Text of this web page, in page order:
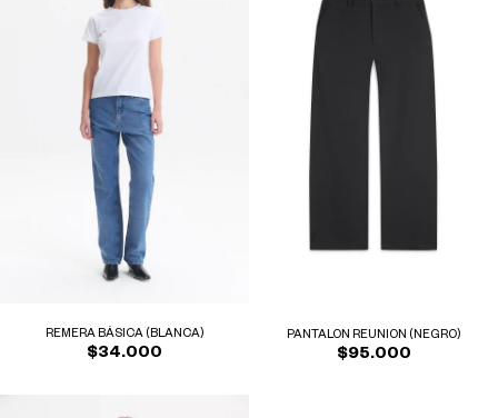
REMERA BÁSICA (BLANCA)
$34.000
PANTALON REUNION (NEGRO)
$95.000